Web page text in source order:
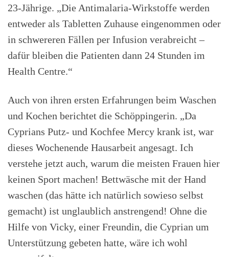
23-Jährige. „Die Antimalaria-Wirkstoffe werden
entweder als Tabletten Zuhause eingenommen oder
in schwereren Fällen per Infusion verabreicht –
dafür bleiben die Patienten dann 24 Stunden im
Health Centre.“
Auch von ihren ersten Erfahrungen beim Waschen
und Kochen berichtet die Schöppingerin. „Da
Cyprians Putz- und Kochfee Mercy krank ist, war
dieses Wochenende Hausarbeit angesagt. Ich
verstehe jetzt auch, warum die meisten Frauen hier
keinen Sport machen! Bettwäsche mit der Hand
waschen (das hätte ich natürlich sowieso selbst
gemacht) ist unglaublich anstrengend! Ohne die
Hilfe von Vicky, einer Freundin, die Cyprian um
Unterstützung gebeten hatte, wäre ich wohl